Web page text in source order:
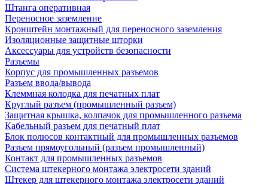
Штанга оперативная
Переносное заземление
Кронштейн монтажный для переносного заземления
Изоляционные защитные шторки
Аксессуары для устройств безопасности
Разъемы
Корпус для промышленных разъемов
Разъем ввода/вывода
Клеммная колодка для печатных плат
Круглый разъем (промышленный разъем)
Защитная крышка, колпачок для промышленного разъема
Кабельный разъем для печатный плат
Блок полюсов контактный для промышленных разъемов
Разъем прямоугольный (разъем промышленный)
Контакт для промышленных разъемов
Система штекерного монтажа электросети зданий
Штекер для штекерного монтажа электросети зданий